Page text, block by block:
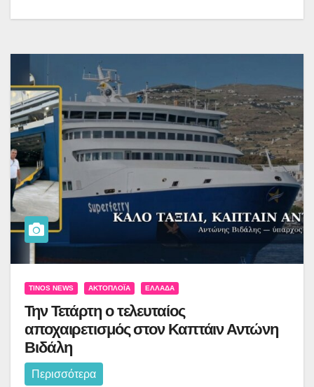
TINOS NEWS ΑΚΤΟΠΛΟΪ́Α ΕΛΛΆΔΑ
Την Τετάρτη ο τελευταίος
αποχαιρετισμός στον Καπτάιν Αντώνη
Βιδάλη
Περισσότερα